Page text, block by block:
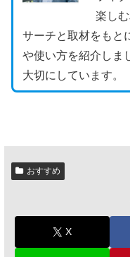
楽し
サーチと取材をもと
や使い方を紹介しま
大切にしています。
おすすめ
X